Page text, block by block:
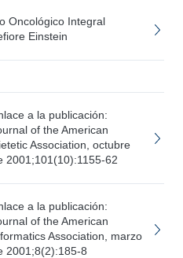
Oncológico Integral
Einstein
a la publicación:
of the American
Association, octubre
2001;101(10):1155-62
a la publicación:
of the American
Association, marzo
2001;8(2):185-8